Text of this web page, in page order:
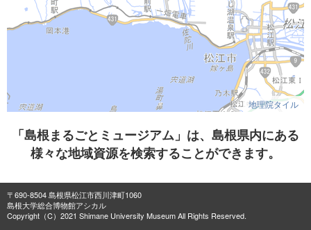
地理院タイル
「島根まるごとミュージアム」は、島根県内にある
様々な地域資源を検索することができます。
〒690-8504 島根県松江市西川津町1060
島根大学総合博物館アシカル
Copyright（C）2021 Shimane University Museum All Rights Reserved.